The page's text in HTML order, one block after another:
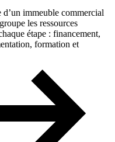
immeuble commercial
les ressources
étape : financement,
formation et